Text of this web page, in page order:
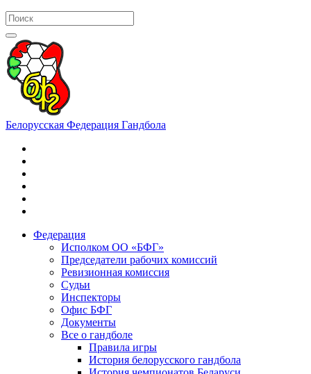
Белорусская Федерация Гандбола
Федерация
Исполком ОО «БФГ»
Председатели рабочих комиссий
Ревизионная комиссия
Судьи
Инспекторы
Офис БФГ
Документы
Все о гандболе
Правила игры
История белорусского гандбола